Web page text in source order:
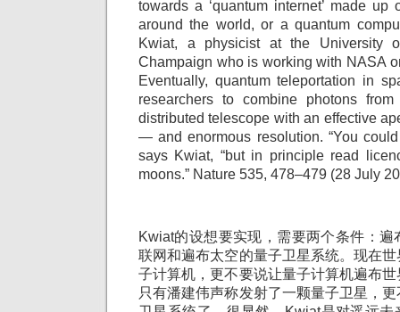
towards a ‘quantum internet’ made up
around the world, or a quantum
Kwiat, a physicist at the University
Champaign who is working with NASA
Eventually, quantum teleportation in
researchers to combine photons
distributed telescope with an effective
— and enormous resolution. “You
says Kwiat, “but in principle read
moons.” Nature 535, 478–479 (28 July
Kwiat的设想要实现，需要两个条件：
联网和遍布太空的量子卫星系统。现在
子计算机，更不要说让量子计算机遍布
只有潘建伟声称发射了一颗量子卫星，